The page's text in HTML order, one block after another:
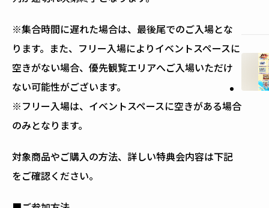
※集合時間に遅れた場合は、最後尾でのご入場とな
ります。また、フリー入場によりイベントスペースに
空きがない場合、優先観覧エリアへご入場いただけ
ない可能性がございます。
※フリー入場は、イベントスペースに空きがある場合
のみとなります。
対象商品やご購入の方法、詳しい特典会内容は下記
をご確認ください。